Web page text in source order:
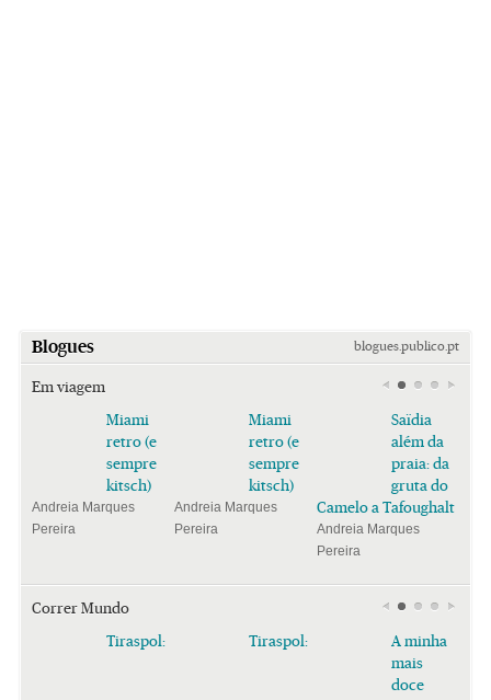
Blogues blogues.publico.pt
Em viagem
Miami
retro (e
sempre
kitsch)
Andreia Marques
Pereira
Miami
retro (e
sempre
kitsch)
Andreia Marques
Pereira
Saïdia
além da
praia: da
gruta do
Camelo a Tafoughalt
Andreia Marques
Pereira
Correr Mundo
Tiraspol:
Tiraspol:
A minha
mais
doce